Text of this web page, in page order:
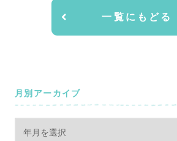
一覧にもどる
月別アーカイブ